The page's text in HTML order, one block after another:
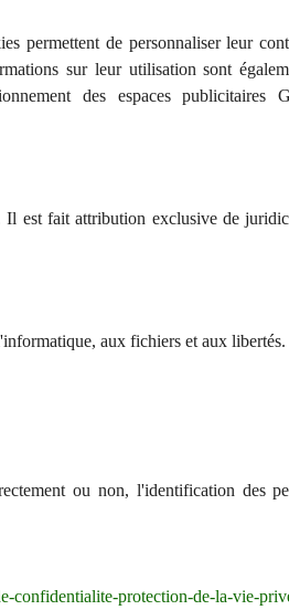
permettent de personnaliser leur
sur leur utilisation sont
des espaces publicitaires
est fait attribution exclusive de
aux fichiers et aux libertés.
ou non, l'identification des
confidentialite-protection-de-la-vie-